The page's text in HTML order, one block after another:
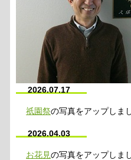
2026.07.17
祇園祭の写真をアップしま
2026.04.03
お花見の写真をアップしま